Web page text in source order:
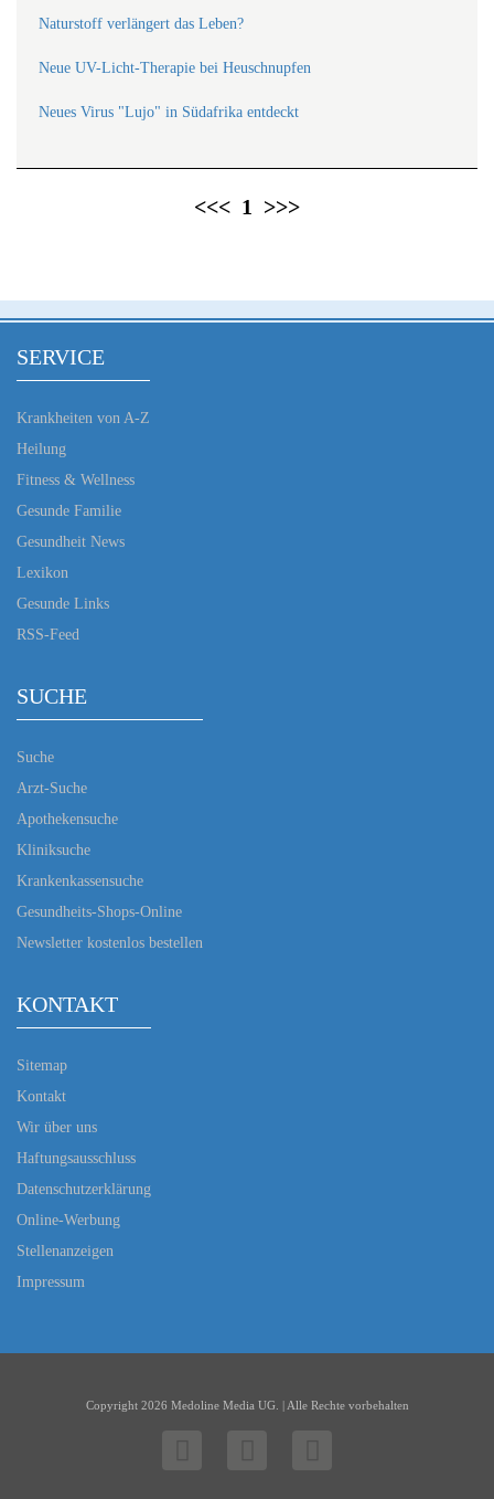
Naturstoff verlängert das Leben?
Neue UV-Licht-Therapie bei Heuschnupfen
Neues Virus "Lujo" in Südafrika entdeckt
<<< 1 >>>
SERVICE
Krankheiten von A-Z
Heilung
Fitness & Wellness
Gesunde Familie
Gesundheit News
Lexikon
Gesunde Links
RSS-Feed
SUCHE
Suche
Arzt-Suche
Apothekensuche
Kliniksuche
Krankenkassensuche
Gesundheits-Shops-Online
Newsletter kostenlos bestellen
KONTAKT
Sitemap
Kontakt
Wir über uns
Haftungsausschluss
Datenschutzerklärung
Online-Werbung
Stellenanzeigen
Impressum
Copyright 2026 Medoline Media UG. | Alle Rechte vorbehalten